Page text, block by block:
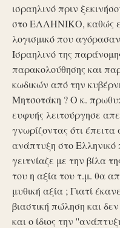
ισραηλινό πριν
στο ΕΛΛΗΝΙΚΟ, καθώς
λογισμικό που
Ισραηλινό της
παρακολούθησης και
κωδικών από την
Μητσοτάκη ? Ο κ.
ευφυής λειτούργησε
γνωρίζοντας ότι έπειτα
ανάπτυξη στο Ελληνικό
γειτνίαζε με την βίλα
του η αξία του τ.μ. θα
μυθική αξία ; Γιατί
βιαστική πώληση και
και ο ίδιος την